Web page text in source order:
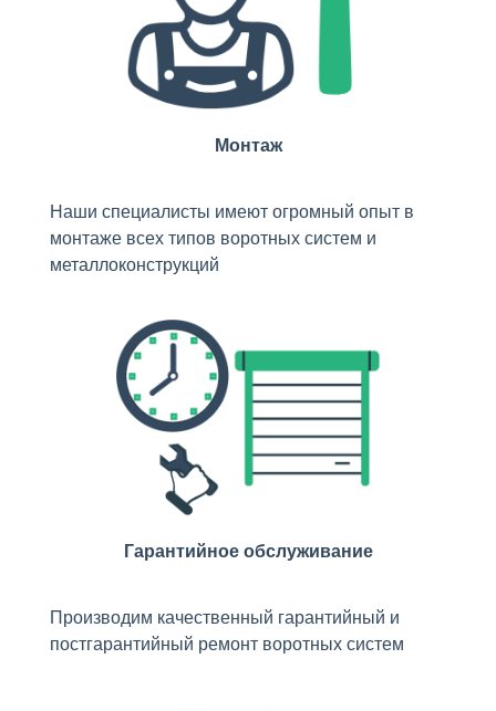
Монтаж
Наши специалисты имеют огромный опыт в
монтаже всех типов воротных систем и
металлоконструкций
Гарантийное обслуживание
Производим качественный гарантийный и
постгарантийный ремонт воротных систем